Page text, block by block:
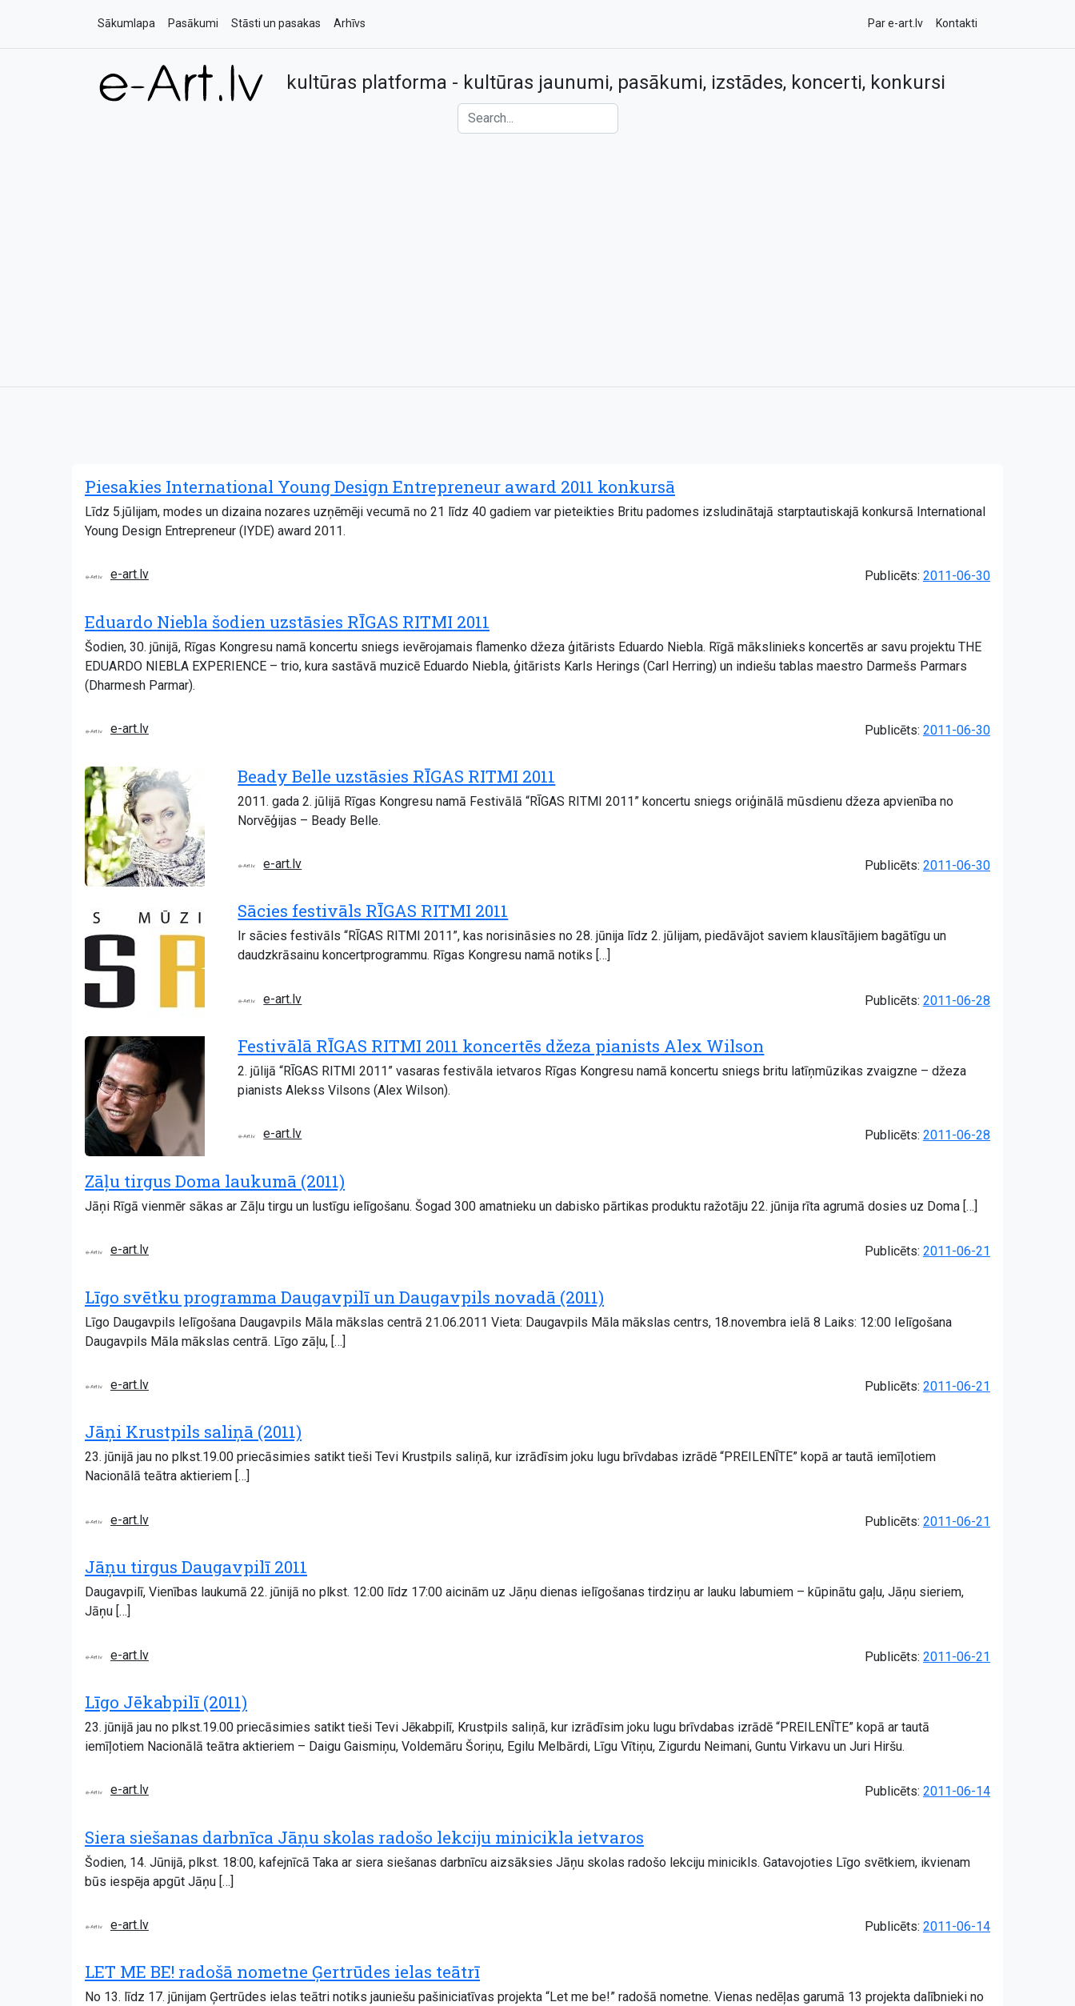
Sākumlapa Pasākumi Stāsti un pasakas Arhīvs Par e-art.lv Kontakti
kultūras platforma - kultūras jaunumi, pasākumi, izstādes, koncerti, konkursi
Piesakies International Young Design Entrepreneur award 2011 konkursā
Līdz 5.jūlijam, modes un dizaina nozares uzņēmēji vecumā no 21 līdz 40 gadiem var pieteikties Britu padomes izsludinātajā starptautiskajā konkursā International
Young Design Entrepreneur (IYDE) award 2011.
e-art.lv Publicēts: 2011-06-30
Eduardo Niebla šodien uzstāsies RĪGAS RITMI 2011
Šodien, 30. jūnijā, Rīgas Kongresu namā koncertu sniegs ievērojamais flamenko džeza ģitārists Eduardo Niebla. Rīgā mākslinieks koncertēs ar savu projektu THE
EDUARDO NIEBLA EXPERIENCE – trio, kura sastāvā muzicē Eduardo Niebla, ģitārists Karls Herings (Carl Herring) un indiešu tablas maestro Darmešs Parmars
(Dharmesh Parmar).
e-art.lv Publicēts: 2011-06-30
Beady Belle uzstāsies RĪGAS RITMI 2011
2011. gada 2. jūlijā Rīgas Kongresu namā Festivālā “RĪGAS RITMI 2011” koncertu sniegs oriģinālā mūsdienu džeza apvienība no
Norvēģijas – Beady Belle.
e-art.lv Publicēts: 2011-06-30
Sācies festivāls RĪGAS RITMI 2011
Ir sācies festivāls “RĪGAS RITMI 2011”, kas norisināsies no 28. jūnija līdz 2. jūlijam, piedāvājot saviem klausītājiem bagātīgu un
daudzkrāsainu koncertprogrammu. Rīgas Kongresu namā notiks […]
e-art.lv Publicēts: 2011-06-28
Festivālā RĪGAS RITMI 2011 koncertēs džeza pianists Alex Wilson
2. jūlijā “RĪGAS RITMI 2011” vasaras festivāla ietvaros Rīgas Kongresu namā koncertu sniegs britu latīņmūzikas zvaigzne – džeza
pianists Alekss Vilsons (Alex Wilson).
e-art.lv Publicēts: 2011-06-28
Zāļu tirgus Doma laukumā (2011)
Jāņi Rīgā vienmēr sākas ar Zāļu tirgu un lustīgu ielīgošanu. Šogad 300 amatnieku un dabisko pārtikas produktu ražotāju 22. jūnija rīta agrumā dosies uz Doma […]
e-art.lv Publicēts: 2011-06-21
Līgo svētku programma Daugavpilī un Daugavpils novadā (2011)
Līgo Daugavpils Ielīgošana Daugavpils Māla mākslas centrā 21.06.2011 Vieta: Daugavpils Māla mākslas centrs, 18.novembra ielā 8 Laiks: 12:00 Ielīgošana
Daugavpils Māla mākslas centrā. Līgo zāļu, […]
e-art.lv Publicēts: 2011-06-21
Jāņi Krustpils saliņā (2011)
23. jūnijā jau no plkst.19.00 priecāsimies satikt tieši Tevi Krustpils saliņā, kur izrādīsim joku lugu brīvdabas izrādē “PREILENĪTE” kopā ar tautā iemīļotiem
Nacionālā teātra aktieriem […]
e-art.lv Publicēts: 2011-06-21
Jāņu tirgus Daugavpilī 2011
Daugavpilī, Vienības laukumā 22. jūnijā no plkst. 12:00 līdz 17:00 aicinām uz Jāņu dienas ielīgošanas tirdziņu ar lauku labumiem – kūpinātu gaļu, Jāņu sieriem,
Jāņu […]
e-art.lv Publicēts: 2011-06-21
Līgo Jēkabpilī (2011)
23. jūnijā jau no plkst.19.00 priecāsimies satikt tieši Tevi Jēkabpilī, Krustpils saliņā, kur izrādīsim joku lugu brīvdabas izrādē “PREILENĪTE” kopā ar tautā
iemīļotiem Nacionālā teātra aktieriem – Daigu Gaismiņu, Voldemāru Šoriņu, Egilu Melbārdi, Līgu Vītiņu, Zigurdu Neimani, Guntu Virkavu un Juri Hiršu.
e-art.lv Publicēts: 2011-06-14
Siera siešanas darbnīca Jāņu skolas radošo lekciju minicikla ietvaros
Šodien, 14. Jūnijā, plkst. 18:00, kafejnīcā Taka ar siera siešanas darbnīcu aizsāksies Jāņu skolas radošo lekciju minicikls. Gatavojoties Līgo svētkiem, ikvienam
būs iespēja apgūt Jāņu […]
e-art.lv Publicēts: 2011-06-14
LET ME BE! radošā nometne Ģertrūdes ielas teātrī
No 13. līdz 17. jūnijam Ģertrūdes ielas teātri notiks jauniešu pašiniciatīvas projekta “Let me be!” radošā nometne. Vienas nedēļas garumā 13 projekta dalībnieki no